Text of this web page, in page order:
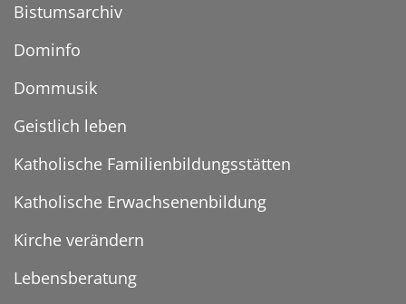
Bistumsarchiv
Dominfo
Dommusik
Geistlich leben
Katholische Familienbildungsstätten
Katholische Erwachsenenbildung
Kirche verändern
Lebensberatung